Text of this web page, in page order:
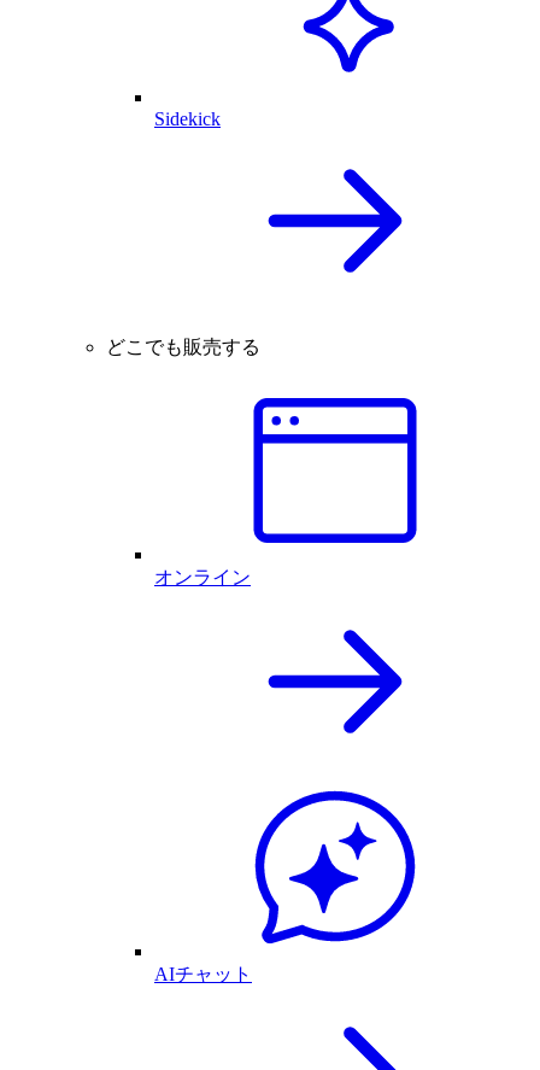
Sidekick
どこでも販売する
オンライン
AIチャット